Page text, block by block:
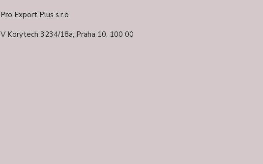
Pro Export Plus s.r.o.
V Korytech 3234/18a, Praha 10, 100 00